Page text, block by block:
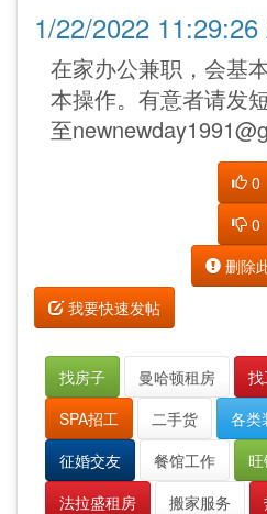
1/22/2022
在家办公兼职，会基
本操作。有意者请发
至
0
0
删除
我要快速发帖
找房子 曼哈顿租房
SPA招工
二手货 各类
征婚交友
餐馆工作
法拉盛租房
搬家服务